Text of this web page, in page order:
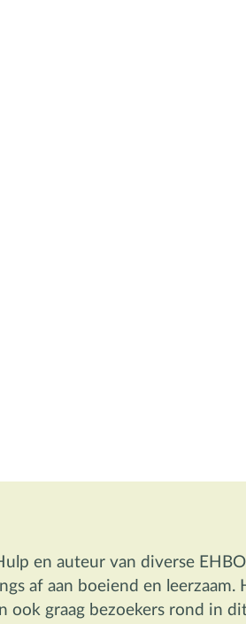
en auteur van diverse
af aan boeiend en
ook graag bezoekers rond in